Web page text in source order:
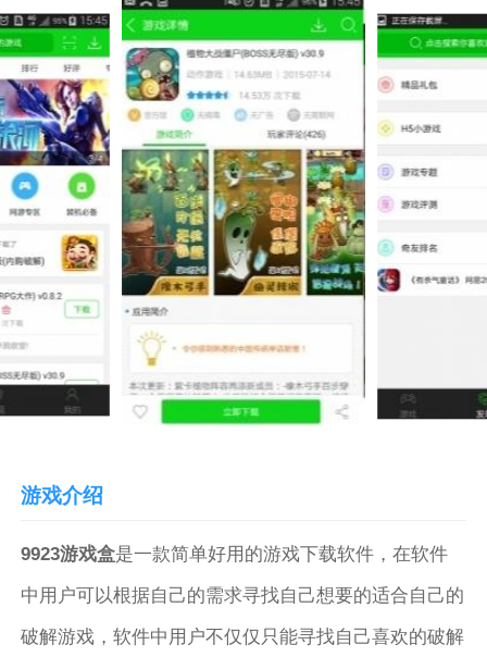
游戏介绍
9923游戏盒是一款简单好用的游戏下载软件，在软件
中用户可以根据自己的需求寻找自己想要的适合自己的
破解游戏，软件中用户不仅仅只能寻找自己喜欢的破解